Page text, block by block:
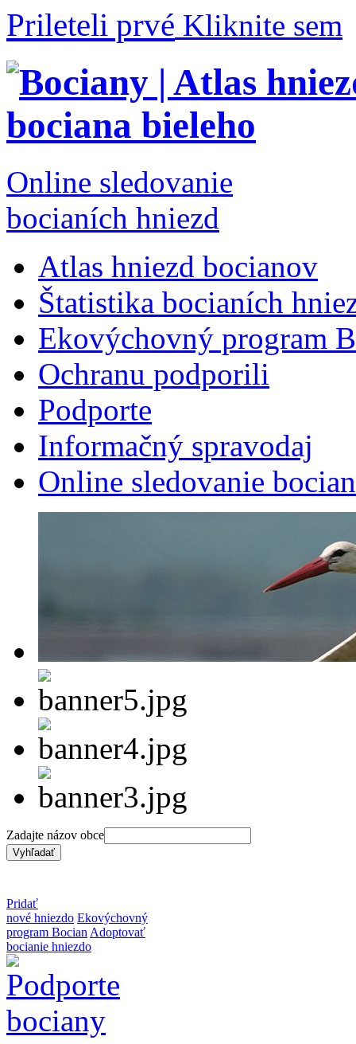
Prileteli prvé Kliknite sem
Online sledovanie
bocianích hniezd
Atlas hniezd bocianov
Štatistika bocianích
Ekovýchovný program
Ochranu podporili
Podporte
Informačný spravodaj
Online sledovanie
Zadajte názov obce
Pridať
nové hniezdo Ekovýchovný
program Bocian Adoptovať
bocianie hniezdo